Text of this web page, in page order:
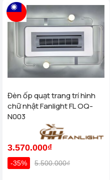
Đèn ốp quạt trang trí hình
chữ nhật Fanlight FL OQ-
N003
3.570.000₫
-35% 5.500.000₫